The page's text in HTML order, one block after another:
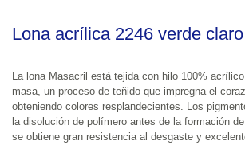
Lona acrílica 2246 verde claro
La lona Masacril está tejida con hilo 100% acrílico tintado a la
masa, un proceso de teñido que impregna el corazón de la fibra
obteniendo colores resplandecientes. Los pigmentos impregnan
la disolución de polímero antes de la formación de la fibra. Así
se obtiene gran resistencia al desgaste y excelente solidez al